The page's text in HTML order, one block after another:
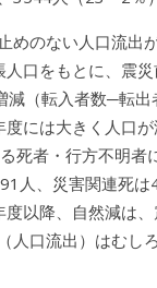
めのない人口流出
口をもとに、震
（転入者数─転
には大きく人口
死者・行方不明者
人、災害関連死
以降、自然減は
人口流出）はむし